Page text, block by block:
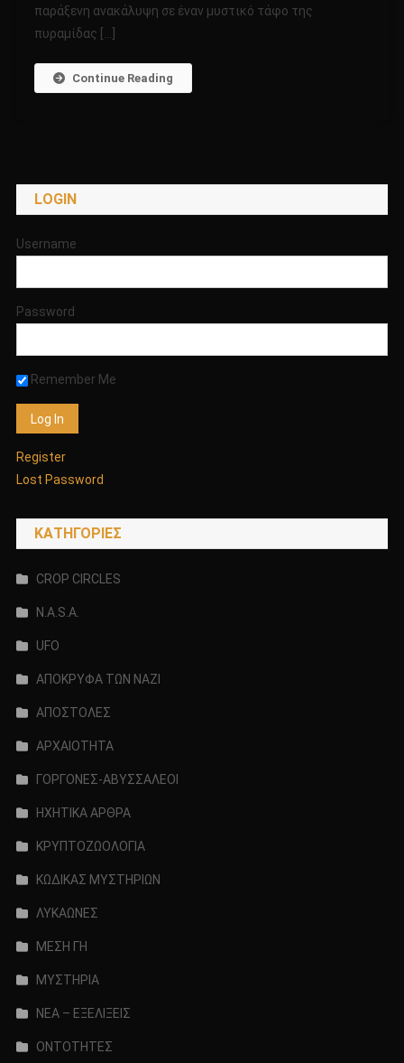
παράξενη ανακάλυψη σε έναν μυστικό τάφο της
πυραμίδας […]
Continue Reading
LOGIN
Username
Password
Remember Me
Register
Lost Password
KΑΤΗΓΟΡΊΕΣ
CROP CIRCLES
N.A.S.A.
UFO
ΑΠΟΚΡΥΦΑ ΤΩΝ ΝΑΖΙ
ΑΠΟΣΤΟΛΕΣ
ΑΡΧΑΙΟΤΗΤΑ
ΓΟΡΓΟΝΕΣ-ΑΒΥΣΣΑΛΕΟΙ
ΗΧΗΤΙΚΑ ΑΡΘΡΑ
ΚΡΥΠΤΟΖΩΟΛΟΓΙΑ
ΚΩΔΙΚΑΣ ΜΥΣΤΗΡΙΩΝ
ΛΥΚΑΩΝΕΣ
ΜΕΣΗ ΓΗ
ΜΥΣΤΗΡΙΑ
ΝΕΑ – ΕΞΕΛΙΞΕΙΣ
ΟΝΤΟΤΗΤΕΣ